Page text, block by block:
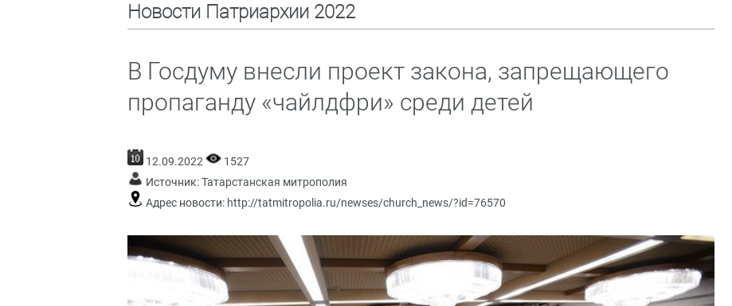
Новости Патриархии 2022
В Госдуму внесли проект закона, запрещающего
пропаганду «чайлдфри» среди детей
12.09.2022
1527
Источник:Татарстанская митрополия
Адрес новости: http://tatmitropolia.ru/newses/church_news/?id=76570